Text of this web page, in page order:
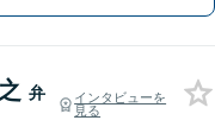
弁
インタビューを
見る